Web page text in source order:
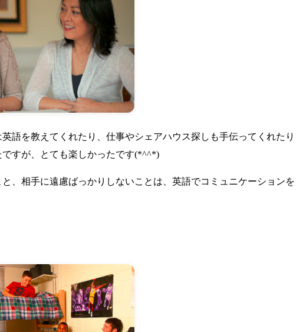
語を教えてくれたり、仕事やシェアハウス探しも手伝ってくれた
すが、とても楽しかったです(*^^*)
、相手に遠慮ばっかりしないことは、英語でコミュニケーション